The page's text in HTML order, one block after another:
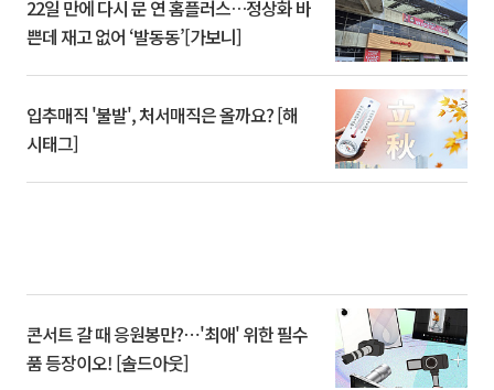
22일 만에 다시 문 연 홈플러스…정상화 바
쁜데 재고 없어 ‘발동동’[가보니]
입추매직 '불발', 처서매직은 올까요? [해
시태그]
콘서트 갈 때 응원봉만?⋯'최애' 위한 필수
품 등장이오! [솔드아웃]